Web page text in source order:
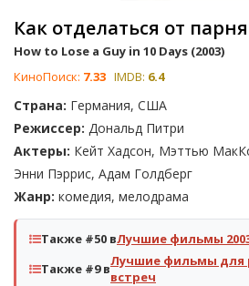
Как отделаться от
How to Lose a Guy in 10 Days (2003)
КиноПоиск: 7.33 IMDB: 6.4
Страна: Германия, США
Режиссер: Дональд Питри
Актеры: Кейт Хадсон, Мэттью
Энни Пэррис, Адам Голдберг
Жанр: комедия, мелодрама
Также #50 вЛучшие фильмы
Также #9 вЛучшие фильмы для
встреч